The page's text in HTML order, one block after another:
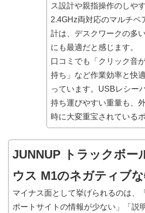
ス設計や親指操作のしや
2.4GHz両対応のマルチペ
計は、デスクワークの多
にも最適だと感じます。
口コミでも「クリック音
持ち」など作業効率と快
っています。USBレシー
持ち運びやすい重量も、
時に大変重宝されている
JUNNUP トラックボー
ウス ‎M1のネガティブ
マイナス面として挙げられるのは、
ポートサイトの情報が少ない」「説